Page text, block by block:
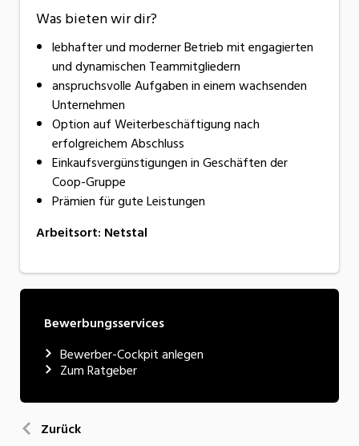
Was bieten wir dir?
lebhafter und moderner Betrieb mit engagierten
und dynamischen Teammitgliedern
anspruchsvolle Aufgaben in einem wachsenden
Unternehmen
Option auf Weiterbeschäftigung nach
erfolgreichem Abschluss
Einkaufsvergünstigungen in Geschäften der
Coop-Gruppe
Prämien für gute Leistungen
Arbeitsort: Netstal
Bewerbungsservices
Bewerber-Cockpit anlegen
Zum Ratgeber
Zurück